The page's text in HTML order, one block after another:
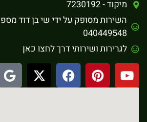
מיקוד - 7230192
השירות מסופק על ידי שי בן דוד
040449548
לגרירות ושירותי דרך לחצו כאן